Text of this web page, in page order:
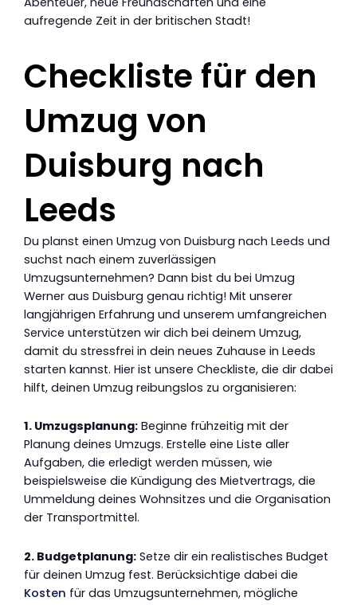
aufregende Zeit in der britischen Stadt!
Checkliste für den
Umzug von
Duisburg nach
Leeds
Du planst einen Umzug von Duisburg nach Leeds und
suchst nach einem zuverlässigen
Umzugsunternehmen? Dann bist du bei Umzug
Werner aus Duisburg genau richtig! Mit unserer
langjährigen Erfahrung und unserem umfangreichen
Service unterstützen wir dich bei deinem Umzug,
damit du stressfrei in dein neues Zuhause in Leeds
starten kannst. Hier ist unsere Checkliste, die dir dabei
hilft, deinen Umzug reibungslos zu organisieren:
1. Umzugsplanung: Beginne frühzeitig mit der
Planung deines Umzugs. Erstelle eine Liste aller
Aufgaben, die erledigt werden müssen, wie
beispielsweise die Kündigung des Mietvertrags, die
Ummeldung deines Wohnsitzes und die Organisation
der Transportmittel.
2. Budgetplanung: Setze dir ein realistisches Budget
für deinen Umzug fest. Berücksichtige dabei die
Kosten für das Umzugsunternehmen, mögliche